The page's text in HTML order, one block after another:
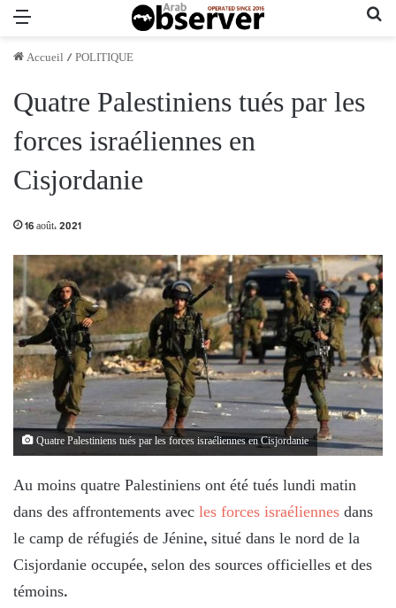
Accueil /POLITIQUE
Quatre Palestiniens tués par les
forces israéliennes en
Cisjordanie
16 août، 2021
Quatre Palestiniens tués par les forces israéliennes en Cisjordanie
Au moins quatre Palestiniens ont été tués lundi matin
dans des affrontements avecles forces israéliennesdans
le camp de réfugiés de Jénine, situé dans le nord de la
Cisjordanie occupée, selon des sources officielles et des
témoins.